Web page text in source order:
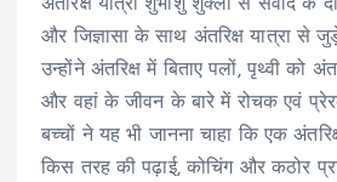
अंतरिक्ष यात्री शुभांशु शुक्ला से संवाद के
और जिज्ञासा के साथ अंतरिक्ष यात्रा से
उन्होंने अंतरिक्ष में बिताए पलों, पृथ्वी को
और वहां के जीवन के बारे में रोचक एवं
बच्चों ने यह भी जानना चाहा कि एक
किस तरह की पढ़ाई, कोचिंग और कठोर